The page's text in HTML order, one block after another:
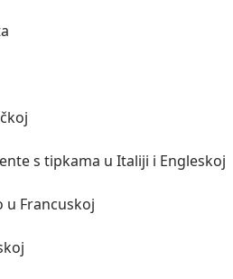
s tipkama u Italiji i Engleskoj
u Francuskoj